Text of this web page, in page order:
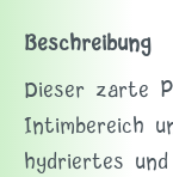
Beschreibung
Dieser zarte
Intimbereich
hydriertes